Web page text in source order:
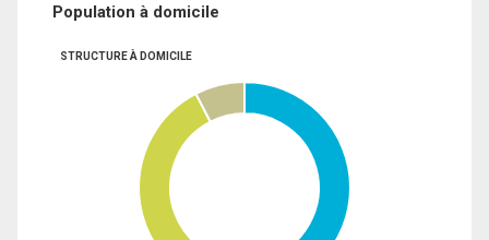
Population à domicile
STRUCTURE À DOMICILE